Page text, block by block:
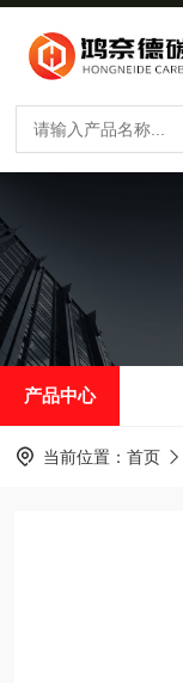
产品中心
当前位置： 首页